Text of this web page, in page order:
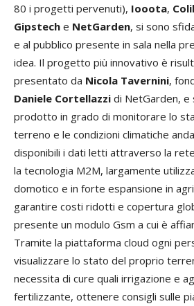
80 i progetti pervenuti), Iooota,
Gipstech e NetGarden, si sono
e al pubblico presente in sala nella
idea. Il progetto più innovativo è
presentato da Nicola Tavernini,
Daniele Cortellazzi di NetGarden, e
prodotto in grado di monitorare lo
terreno e le condizioni climatiche
disponibili i dati letti attraverso la
la tecnologia M2M, largamente
domotico e in forte espansione in
garantire costi ridotti e copertura
presente un modulo Gsm a cui è
Tramite la piattaforma cloud ogni
visualizzare lo stato del proprio
necessita di cure quali irrigazione e
fertilizzante, ottenere consigli sulle